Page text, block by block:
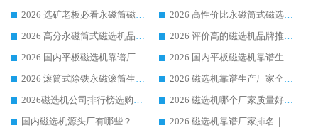
2026 选矿老板必看永磁筒磁选机推荐 行业头部品牌口碑设备选购全攻略
2026 高性价比永磁筒式磁选机品牌盘点 行业强者口碑实测选购完整指南
2026 高分永磁筒式磁选机品牌推荐 选矿设备强者对比测评采购避坑全攻略
2026 评价高的磁选机品牌推荐选购指南，永磁筒式磁选机设备领域强者全景行业口碑解析
2026 国内平板磁选机靠谱厂家排名 行业实测口碑设备按需选购全指南
2026 国内平板磁选机靠谱生产厂家推荐排名|行业口碑选购指南，领域强者按需选设备
2026 滚筒式除铁永磁滚筒生产厂家推荐排名|行业口碑选购指南，领域强者源头厂商精选
2026 磁选机靠谱生产厂家全梳理 分场景选型行业头部品牌选购参考攻略
2026磁选机公司排行榜选购指南|正规源头厂家推荐，领域强者高性价比靠谱信赖品牌
2026 磁选机哪个厂家质量好？十大靠谱磁电企业排名选购指南
国内磁选机源头厂有哪些？2026 综合实力排名与采购避坑技巧
2026 磁选机靠谱厂家排名｜华体会手机网页版-华体会(中国) 高性价比磁选机磁电品牌